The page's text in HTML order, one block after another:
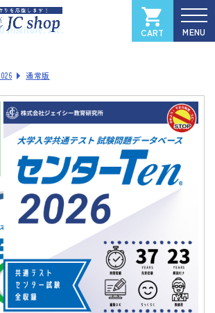
CART
ベース
フォーム
通常版